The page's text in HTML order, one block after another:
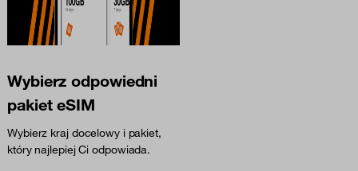
Wybierz odpowiedni
pakiet eSIM
Wybierz kraj docelowy i pakiet,
który najlepiej Ci odpowiada.